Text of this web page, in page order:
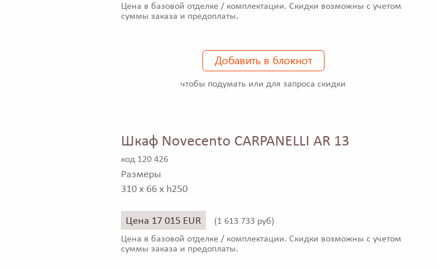
Цена в базовой отделке / комплектации. Скидки возможны с учетом
суммы заказа и предоплаты.
Добавить в блокнот
чтобы подумать или для запроса скидки
Шкаф Novecento CARPANELLI AR 13
код 120 426
Размеры
310 x 66 x h250
Цена 17 015 EUR (1 613 733 руб)
Цена в базовой отделке / комплектации. Скидки возможны с учетом
суммы заказа и предоплаты.